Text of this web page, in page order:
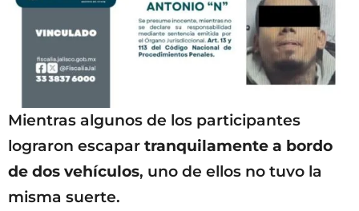
Mientras algunos de los participantes
lograron escapar tranquilamente a bordo
de dos vehículos, uno de ellos no tuvo la
misma suerte.